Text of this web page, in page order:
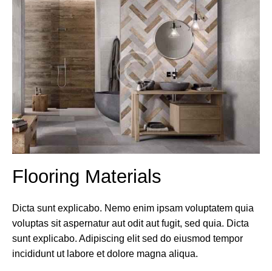
Flooring Materials
Dicta sunt explicabo. Nemo enim ipsam voluptatem quia
voluptas sit aspernatur aut odit aut fugit, sed quia. Dicta
sunt explicabo. Adipiscing elit sed do eiusmod tempor
incididunt ut labore et dolore magna aliqua.